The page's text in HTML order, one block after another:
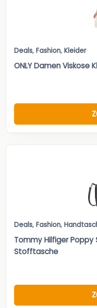
Deals, Fashion, Kleider
ONLY Damen Viskose
Deals, Fashion,
Tommy Hilfiger Poppy
Stofftasche